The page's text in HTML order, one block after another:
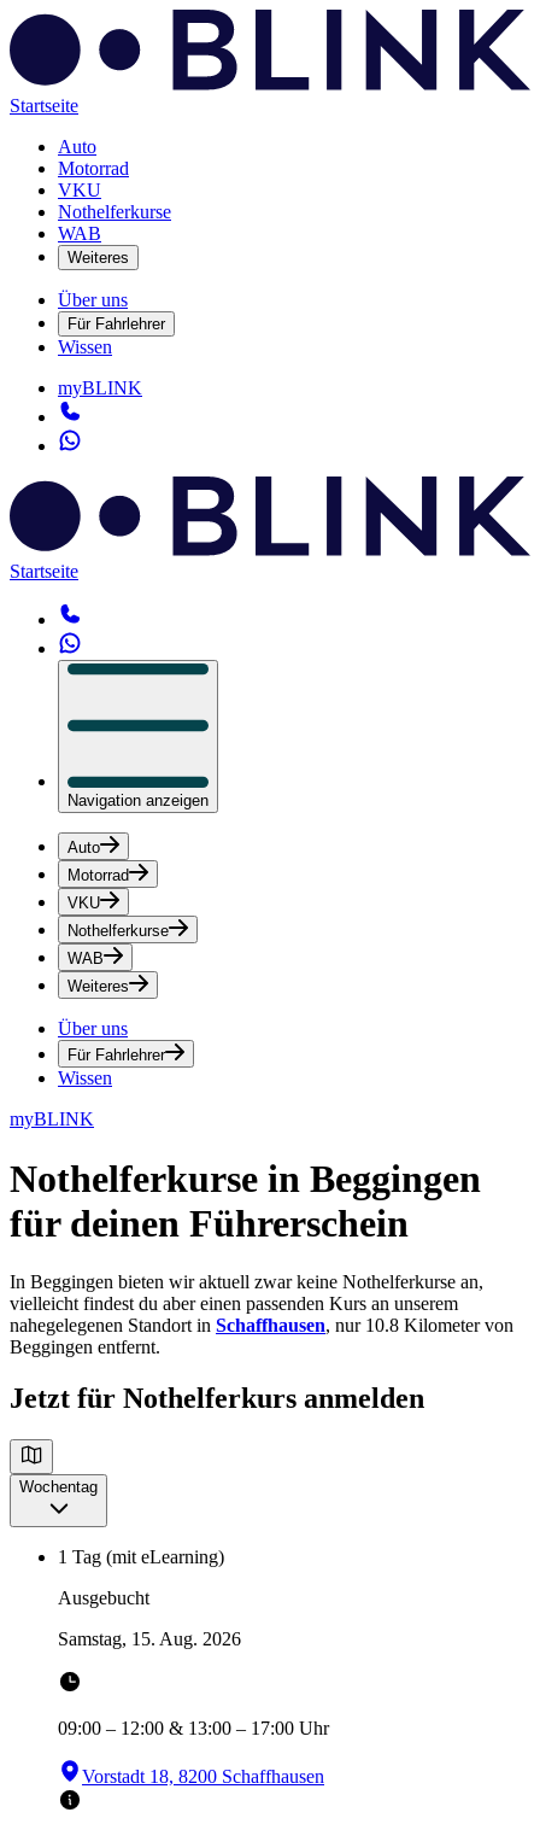
Startseite
Auto
Motorrad
VKU
Nothelferkurse
WAB
Weiteres
Über uns
Für Fahrlehrer
Wissen
myBLINK
Startseite
Navigation anzeigen
Auto
Motorrad
VKU
Nothelferkurse
WAB
Weiteres
Über uns
Für Fahrlehrer
Wissen
myBLINK
Nothelferkurse in Beggingen
für deinen Führerschein
In Beggingen bieten wir aktuell zwar keine Nothelferkurse an,
vielleicht findest du aber einen passenden Kurs an unserem
nahegelegenen Standort in Schaffhausen, nur 10.8 Kilometer von
Beggingen entfernt.
Jetzt für Nothelferkurs anmelden
Wochentag
1 Tag (mit eLearning)
Ausgebucht
Samstag, 15. Aug. 2026
09:00 – 12:00 & 13:00 – 17:00 Uhr
Vorstadt 18, 8200 Schaffhausen